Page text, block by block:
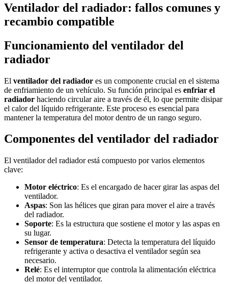
Ventilador del radiador: fallos comunes y
recambio compatible
Funcionamiento del ventilador del
radiador
El ventilador del radiador es un componente crucial en el sistema
de enfriamiento de un vehículo. Su función principal es enfriar el
radiador haciendo circular aire a través de él, lo que permite disipar
el calor del líquido refrigerante. Este proceso es esencial para
mantener la temperatura del motor dentro de un rango seguro.
Componentes del ventilador del radiador
El ventilador del radiador está compuesto por varios elementos
clave:
Motor eléctrico: Es el encargado de hacer girar las aspas del
ventilador.
Aspas: Son las hélices que giran para mover el aire a través
del radiador.
Soporte: Es la estructura que sostiene el motor y las aspas en
su lugar.
Sensor de temperatura: Detecta la temperatura del líquido
refrigerante y activa o desactiva el ventilador según sea
necesario.
Relé: Es el interruptor que controla la alimentación eléctrica
del motor del ventilador.